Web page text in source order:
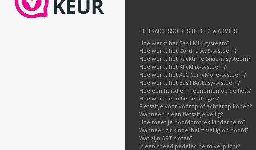
FIETSACCESSOIRES UITLEG & ADVIES
Hoe werkt het Basil MIK-systeem?
Hoe werkt het Cortina AVS-systeem?
Hoe werkt het Racktime Snap-it systeem?
Hoe werkt het KlickFix-systeem?
Hoe werkt het XLC CarryMore-systeem?
Hoe werkt het Basil BasEasy-systeem?
Hoe een huisdier meenemen op de fiets?
Hoe werkt een fietsendrager?
Fietszitje voor vóórop of achterop kopen?
Wanneer is een fietszitje veilig?
Hoe meet je hoofdomtrek kinderhelm?
Wanneer zit kinderhelm veilig op hoofd?
Wat zijn ART sloten?
Is een speed pedelec helm verplicht?